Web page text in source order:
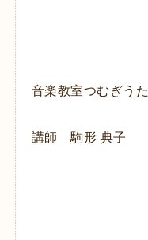
音楽教室つむぎうた
講師 駒形 典子